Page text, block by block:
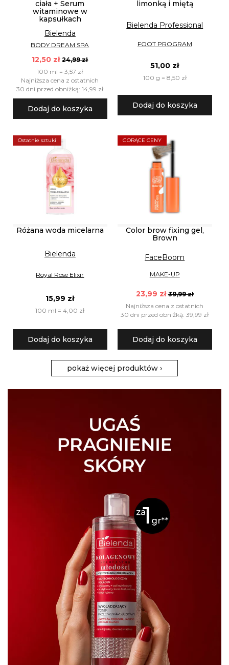
ciała + Serum
witaminowe w
kapsułkach
Bielenda
BODY DREAM SPA
12,50 zł 24,99 zł
100 ml = 3,57 zł
Najniższa cena z ostatnich
30 dni przed obniżką: 14,99 zł
Dodaj do koszyka
limonką i miętą
Bielenda Professional
FOOT PROGRAM
51,00 zł
100 g = 8,50 zł
Dodaj do koszyka
Ostatnie sztuki
Różana woda micelarna
Bielenda
Royal Rose Elixir
15,99 zł
100 ml = 4,00 zł
Dodaj do koszyka
GORĄCE CENY
Color brow fixing gel,
Brown
FaceBoom
MAKE-UP
23,99 zł 39,99 zł
Najniższa cena z ostatnich
30 dni przed obniżką: 39,99 zł
Dodaj do koszyka
pokaż więcej produktów ›